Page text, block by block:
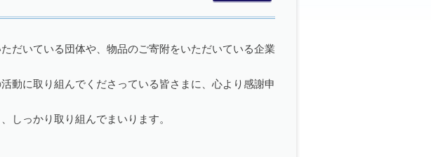
だいている団体や、物品のご寄附をいただいている企業
動に取り組んでくださっている皆さまに、心より感謝申
しっかり取り組んでまいります。